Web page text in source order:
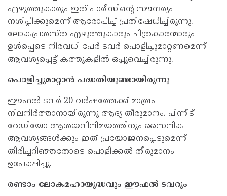
എഴുത്തുകാരും ഇത് പാരീസിന്റെ സൗന്ദര്യം
നശിപ്പിക്കുമെന്ന് ആരോപിച്ച് പ്രതിഷേധിച്ചിരുന്നു.
ലോകപ്രശസ്ത എഴുത്തുകാരും ചിത്രകാരന്മാരും
ഉൾപ്പെടെ നിരവധി പേർ ടവർ പൊളിച്ചുമാറ്റണമെന്ന്
ആവശ്യപ്പെട്ട് കത്തുകളിൽ ഒപ്പുവെച്ചിരുന്നു.
പൊളിച്ചുമാറ്റാൻ പദ്ധതിയുണ്ടായിരുന്നു
ഈഫൽ ടവർ 20 വർഷത്തേക്ക് മാത്രം
നിലനിർത്താനായിരുന്നു ആദ്യ തീരുമാനം. പിന്നീട്
റേഡിയോ ആശയവിനിമയത്തിനും സൈനിക
ആവശ്യങ്ങൾക്കും ഇത് പ്രയോജനപ്പെടുമെന്ന്
തിരിച്ചറിഞ്ഞതോടെ പൊളിക്കൽ തീരുമാനം
ഉപേക്ഷിച്ചു.
രണ്ടാം ലോകമഹായുദ്ധവും ഈഫൽ ടവറും